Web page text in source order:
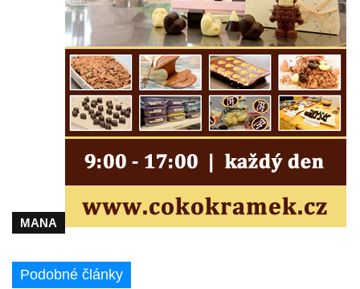
Socha svatého Václava u pramene v
Semilech
Pamětní deska Tomáše Garrigue Masaryka
na radnici v Českých Budějovicích
Pamětní deska na biskupské rezidenci v
Českých Budějovicích
biskupské rezidenci v Českých
Socha žáby u rybníčku na Náměstí v
Kamenném Újezdě
Pamětní kámen družebních obcí Kamenný
Újezd a Krauchthal v parku na Náměstí v
MANA
Podobné články